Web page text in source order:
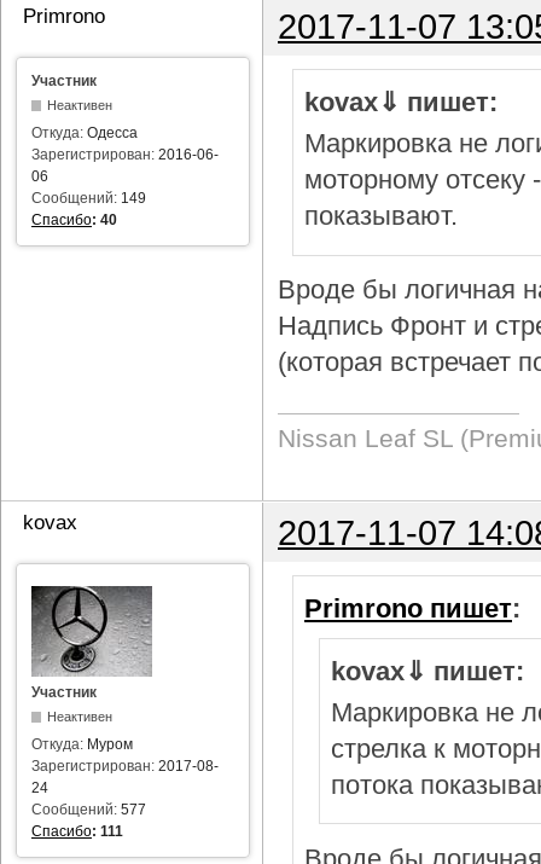
Primrono 2017-11-07
Участник
Неактивен
Откуда: Одесса
Зарегистрирован: 2016-06-
06
Сообщений: 149
Спасибо: 40
kovax⇓ пишет:
Маркировка не
моторному отсеку
показывают.
Вроде бы логичная
Надпись Фронт и
(которая встречает
Nissan Leaf SL
kovax 2017-11-07
Участник
Неактивен
Откуда: Муром
Зарегистрирован: 2017-08-
24
Сообщений: 577
Спасибо: 111
Primrono пишет:
kovax⇓ пишет:
Маркировка не
стрелка к
потока